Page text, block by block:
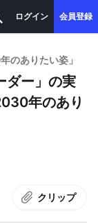
ログイン 会員登録
のありたい姿」
ダー」の実
年のあり
クリップ